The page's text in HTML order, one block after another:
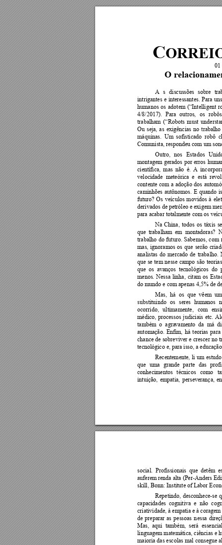
C
01
O
A s discussões sobre
intrigantes e interessantes. Para
humanos os adotem (“Intelligent
4/8/2017). Para outros, os
trabalham (“Robots must
Ou seja, as exigências no trabalho
máquinas.  Um sofisticado  robô
Comunista, respondeu com um
Outro, nos Estados
montagem gerados por erros
científica, mas não é. A
velocidade  meteórica  e  está
contente com a adoção dos
caminhões autônomos. E quando
futuro? Os veículos movidos à
derivados de petróleo e exigem
para acabar totalmente com os
Na China, todos os táxis
que trabalham em  montadoras?
trabalho do futuro. Sabemos, com
mas, ignoramos os que serão
analistas do mercado de trabalho.
que se tem nesse campo são
que os  avanços tecnológicos do
menos. Nessa linha, citam os
do mundo e com apenas 4,5% de
Mas, há os que vêem
substituindo os seres humanos
ocorrido, ultimamente, com
médico, processos judiciais etc.
também  o  agravamento  da  má
automação. Enfim, há teorias para
chance de sobreviver e crescer no
tecnológico e, para isso, a
Recentemente, li um estudo
que uma grande parte das p
conhecimentos técnicos como
intuição, empatia, perseverança,
social.  Profissionais  que  detêm
auferem renda alta (Per-Anders
skill, Bonn: Institute of Labor
Repetindo, desconhece-se
capacidades  cognitiva  e não
criatividade, à empatia e à
de preparar as pessoas nessa
Mas,  aqui também, será
linguagem matemática, ciências e
maioria das escolas mal consegue